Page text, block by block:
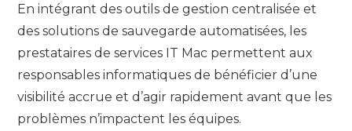
En intégrant des outils de gestion centralisée et
des solutions de sauvegarde automatisées, les
prestataires de services IT Mac permettent aux
responsables informatiques de bénéficier d’une
visibilité accrue et d’agir rapidement avant que les
problèmes n’impactent les équipes.